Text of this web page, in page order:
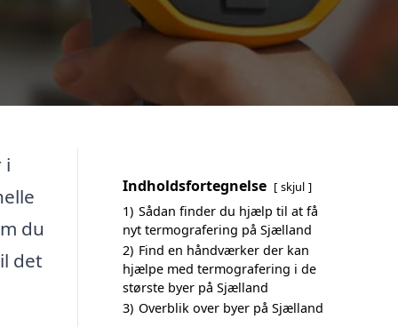
i
du
det
Indholdsfortegnelse skjul
1) Sådan finder du hjælp til at få
nyt termografering på Sjælland
2) Find en håndværker der kan
hjælpe med termografering i de
største byer på Sjælland
3) Overblik over byer på Sjælland